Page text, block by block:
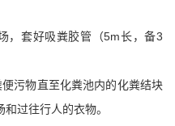
套好吸粪胶管（5m长，备3
污物直至化粪池内的化粪结块
过往行人的衣物。